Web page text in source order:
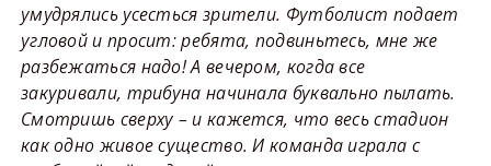
умудрялись усесться зрители. Футболист подает
угловой и просит: ребята, подвиньтесь, мне же
разбежаться надо! А вечером, когда все
закуривали, трибуна начинала буквально пылать.
Смотришь сверху – и кажется, что весь стадион
как одно живое существо. И команда играла с